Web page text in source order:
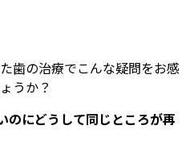
歯の治療でこんな疑問をお感
うか？
のにどうして同じところが再